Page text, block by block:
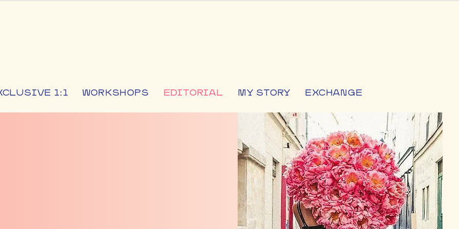
1:1 WORKSHOPS EDITORIAL MY STORY EXCHANGE